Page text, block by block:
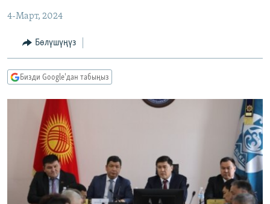
МАДАНИЯТ
ТВ ПРОГРАММАЛАР
БҮГҮН АЗАТТЫКТА
ДАНИСТЕ
ЭЖЕ-СИҢДИЛЕР
АЗАТТЫК+
ЫҢГАЙСЫЗ СУРООЛОР
ПОДКАСТ
Русский
ОНЛАЙН ШЕРИНЕ
4-Март, 2024
Бөлүшүңүз
Бизди Google'дан табыңыз